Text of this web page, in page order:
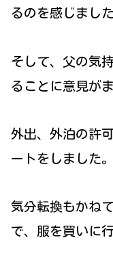
るのを感じました
そして、父の気
ることに意見が
外出、外泊の許
ートをしました。
気分転換もかね
で、服を買いに